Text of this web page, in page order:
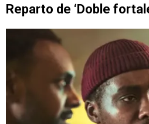
Reparto de ‘Doble